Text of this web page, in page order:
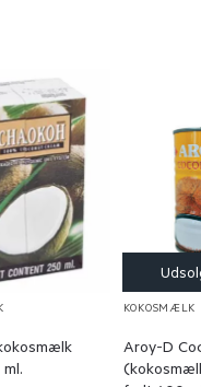
KOKOSMÆLK
Aroy-D